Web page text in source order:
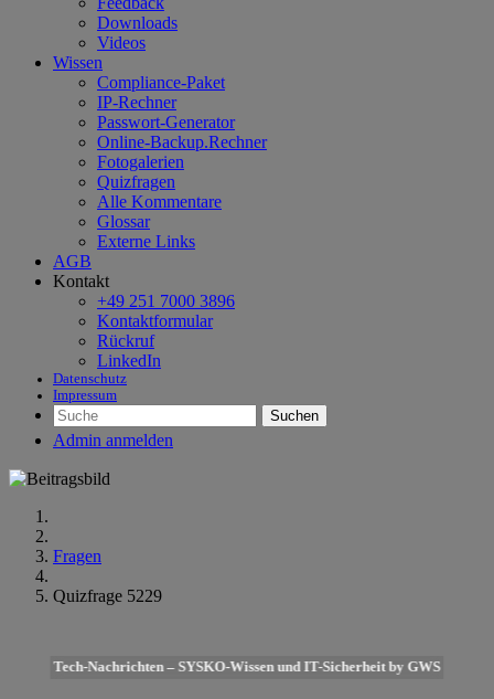
Downloads
Videos
Wissen
Compliance-Paket
IP-Rechner
Passwort-Generator
Online-Backup.Rechner
Fotogalerien
Quizfragen
Alle Kommentare
Glossar
Externe Links
AGB
Kontakt
+49 251 7000 3896
Kontaktformular
Rückruf
LinkedIn
Datenschutz
Impressum
Suchen
Admin anmelden
Fragen
Quizfrage 5229
Tech-Nachrichten – SYSKO-Wissen und IT-Sicherheit by GWS